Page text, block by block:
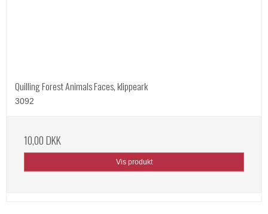
Quilling Forest Animals Faces, klippeark
3092
10,00 DKK
Vis produkt